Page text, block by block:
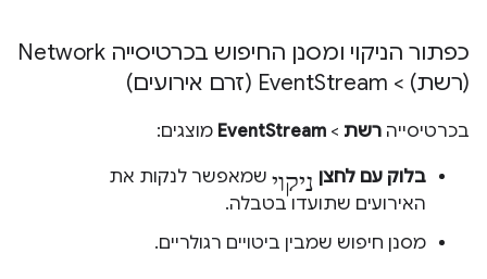
כפתור הניקוי ומסנן החיפוש בכרטיסייה Network
(רשת) > Event Stream (זרם אירועים)
בכרטיסייה רשת >
EventStream מוצגים:
בלוק עם לחצן ניקוי שמאפשר לנקות את
האירועים שתועדו בטבלה.
מסנן חיפוש שמבין ביטויים רגולריים.